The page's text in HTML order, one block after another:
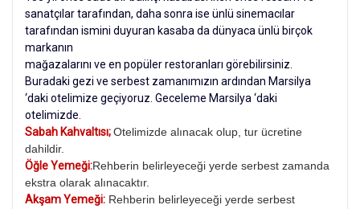
sanatçılar tarafından, daha sonra ise ünlü sinemacılar
tarafından ismini duyuran kasaba da dünyaca ünlü birçok
markanın
mağazalarını ve en popüler restoranları görebilirsiniz.
Buradaki gezi ve serbest zamanımızın ardından Marsilya
‘daki otelimize geçiyoruz. Geceleme Marsilya ‘daki
otelimizde.
Sabah Kahvaltısı;Otelimizde alınacak olup, tur ücretine
dahildir.
Öğle Yemeği:Rehberin belirleyeceği yerde serbest zamanda
ekstra olarak alınacaktır.
Akşam Yemeği: Rehberin belirleyeceği yerde serbest